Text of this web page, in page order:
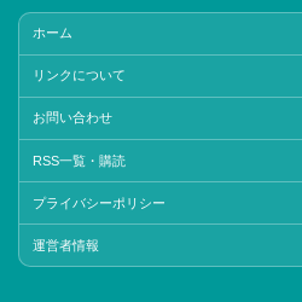
ホーム
リンクについて
お問い合わせ
RSS一覧・購読
プライバシーポリシー
運営者情報